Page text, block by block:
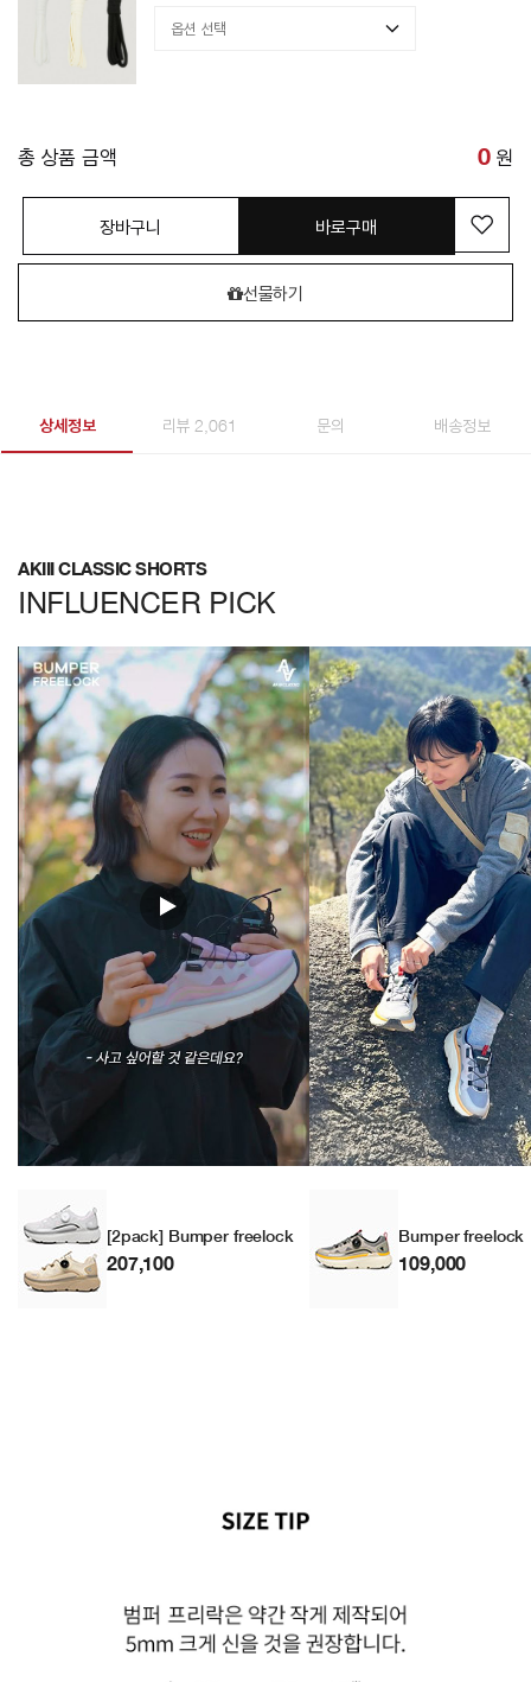
총 상품 금액 0 원
장바구니 바로구매
선물하기
상세정보 리뷰 2,061 문의 배송정보
AKIII CLASSIC SHORTS
INFLUENCER PICK
[2pack] Bumper freelock
207,100
Bumper freelock
109,000